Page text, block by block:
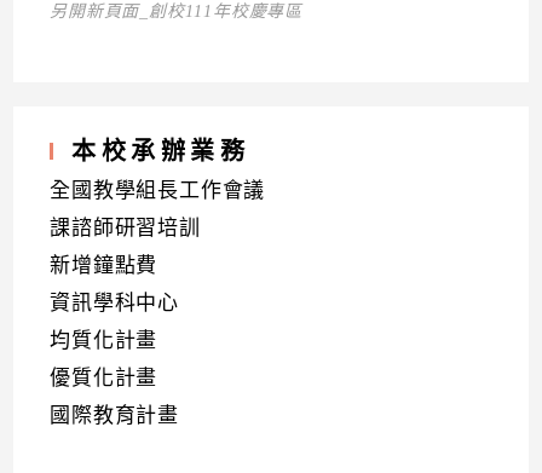
另開新頁面_創校111年校慶專區
本校承辦業務
全國教學組長工作會議
課諮師研習培訓
新增鐘點費
資訊學科中心
均質化計畫
優質化計畫
國際教育計畫